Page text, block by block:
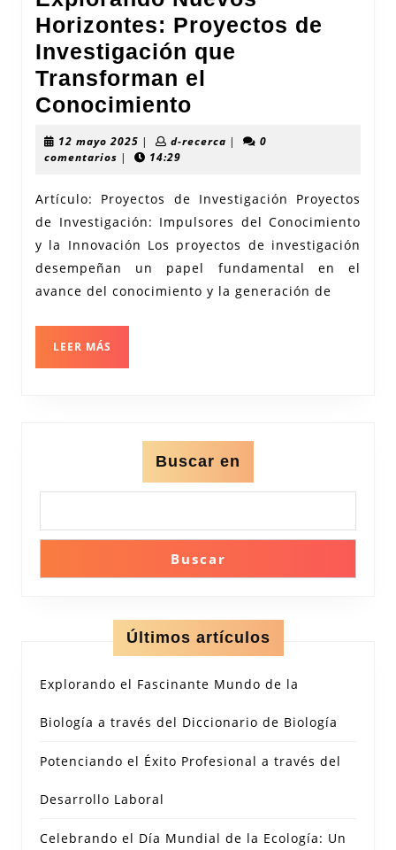
Horizontes: Proyectos de
Investigación que
Transforman el
Conocimiento
Nuevos
de
Investigación
que
Transforman
12 mayo 2025 12
mayo
| d-recercad-|
0
comentarios | 14:29
Artículo: Proyectos de Investigación Proyectos
de Investigación: Impulsores del Conocimiento
y la Innovación Los proyectos de investigación
desempeñan un papel fundamental en el
avance del conocimiento y la generación de
LEER MÁS
Buscar en
Buscar
Últimos artículos
Explorando el Fascinante Mundo de la
Biología a través del Diccionario de Biología
Potenciando el Éxito Profesional a través del
Desarrollo Laboral
Celebrando el Día Mundial de la Ecología: Un